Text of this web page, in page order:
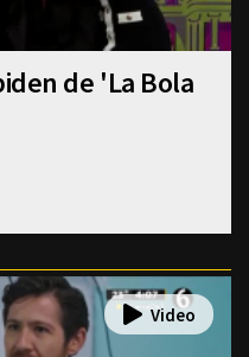
de 'La Bola